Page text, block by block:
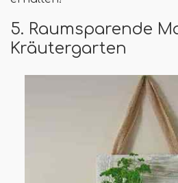
5. Raumsparende
Kräutergarten